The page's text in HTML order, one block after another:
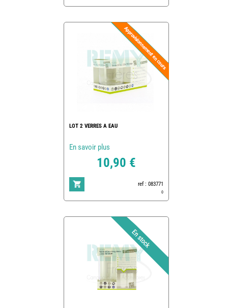
LOT 2 VERRES A EAU
En savoir plus
10,90 €
ref : 083771
0